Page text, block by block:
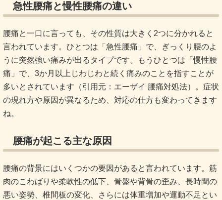
急性腰痛と慢性腰痛の違い
腰痛と一口に言っても、その性質は大きく2つに分かれると
言われています。ひとつは「急性腰痛」で、ぎっくり腰のよ
うに突然強い痛みが出るタイプです。もうひとつは「慢性腰
痛」で、3か月以上じわじわと続く痛みのことを指すことが
多いとされています（引用元： エーザイ 腰痛対処法）。症状
の現れ方や原因が異なるため、対応の仕方も変わってきます
ね。
腰痛が起こる主な原因
腰痛の背景にはいくつかの要因があると言われています。筋
肉のこわばりや柔軟性の低下、骨盤や背骨の歪み、長時間の
悪い姿勢、椎間板の変化、さらには体重増加や運動不足とい